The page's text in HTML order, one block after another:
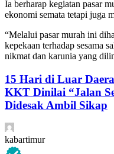
Ia berharap kegiatan pasar
ekonomi semata tetapi juga
“Melalui pasar murah ini
kepekaan terhadap sesama
nikmat dan karunia yang
15 Hari di Luar
KKT Dinilai “Jalan
Didesak Ambil Sikap
kabartimur